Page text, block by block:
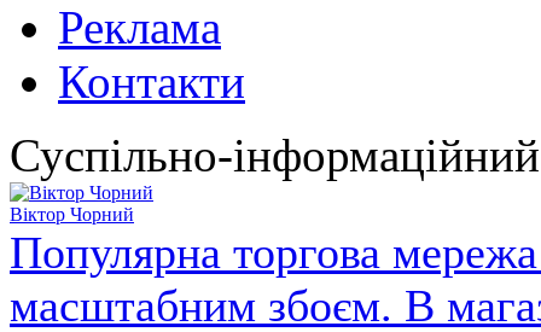
Реклама
Контакти
Суспільно-
Віктор Чорний
Популярна торгова
масштабним збоєм. В